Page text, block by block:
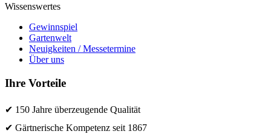
Wissenswertes
Gewinnspiel
Gartenwelt
Neuigkeiten / Messetermine
Über uns
Ihre Vorteile
✔ 150 Jahre überzeugende Qualität
✔ Gärtnerische Kompetenz seit 1867